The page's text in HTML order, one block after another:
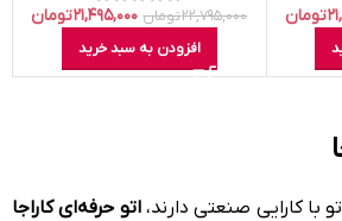
تومان ۲۲,۷۹۵,۰۰۰تومان ۲۱,۴۹۵,۰۰۰تومان
افزودن به سبد خرید
با کارایی صنعتی دارند،اتو حرفه‌ای کاراجا